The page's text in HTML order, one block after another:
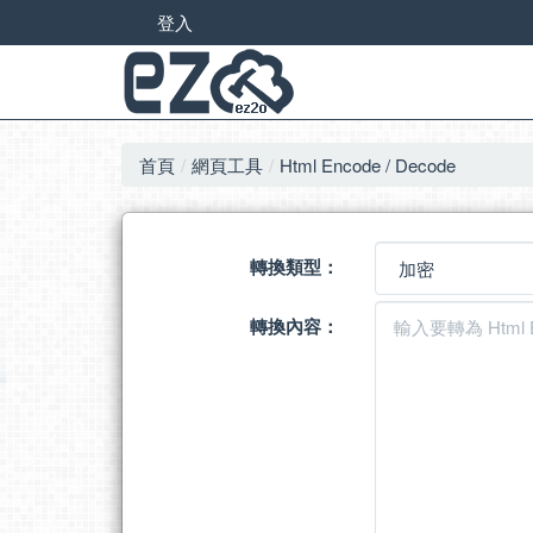
登入
首頁 網頁工具 Html Encode / Decode
轉換類型：
轉換內容：